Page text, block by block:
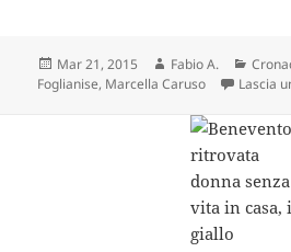
Scritto
il
Mar 21, 2015 Autore
Fabio A.
Foglianise, Marcella Caruso Lascia